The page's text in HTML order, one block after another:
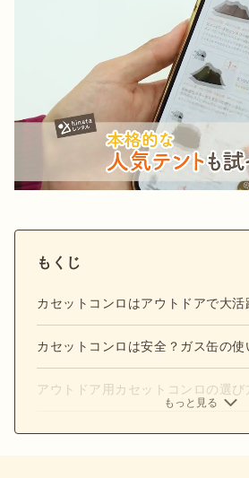
もくじ
カセットコンロはアウトドアで大活
カセットコンロは安全？ガス缶の使
アウトドア用カセットコンロの選び
もっと見る